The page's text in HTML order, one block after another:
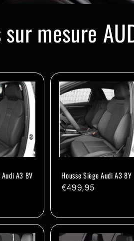
mesure
A3 8V Housse Siège Audi A3 8Y
Prix
€499,95